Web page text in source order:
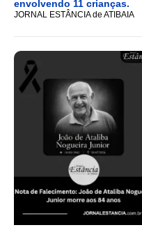
envolvendo 11 crianças.
JORNAL ESTÂNCIA de ATIBAIA